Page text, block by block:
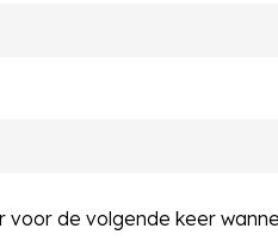
voor de volgende keer